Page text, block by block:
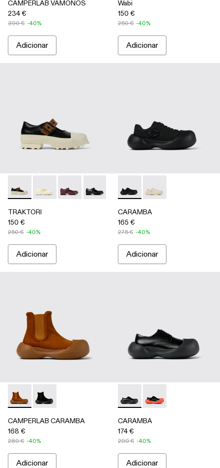
CAMPERLAB VAMONOS
234 €
390 € -40%
Adicionar
Wabi
150 €
250 € -40%
Adicionar
TRAKTORI - A500022-008 - Socas Mary Jane em couro
TRAKTORI - A500022-005
TRAKTORI - A500022-002
TRAKTORI - A500022-001 - Socas
TRAKTORI
150 €
250 € -40%
Adicionar
CARAMBA - A500051-001 -
CARAMBA -
CARAMBA
165 €
275 € -40%
Adicionar
CAMPERLAB CARAMBA - A700023-002 - Botins em
CAMPERLAB CARAMBA - A700023-001 - Botins
CAMPERLAB CARAMBA
168 €
280 € -40%
Adicionar
CARAMBA - A500052-001 -
CARAMBA -
CARAMBA
174 €
290 € -40%
Adicionar